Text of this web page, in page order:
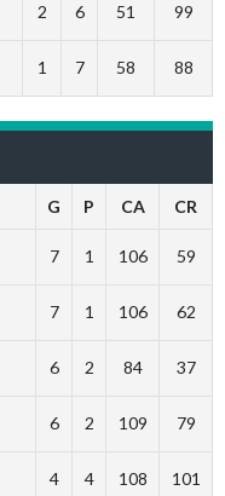
2 6 51 99
1 7 58 88
G P CA CR
7 1 106 59
7 1 106 62
6 2 84 37
6 2 109 79
4 4 108 101